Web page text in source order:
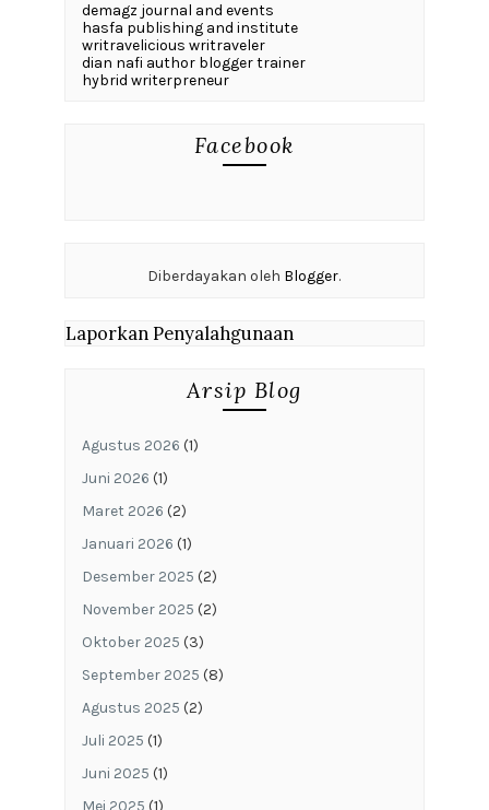
demagz journal and events
hasfa publishing and institute
writravelicious writraveler
dian nafi author blogger trainer
hybrid writerpreneur
Facebook
Diberdayakan oleh Blogger.
Laporkan Penyalahgunaan
Arsip Blog
Agustus 2026 (1)
Juni 2026 (1)
Maret 2026 (2)
Januari 2026 (1)
Desember 2025 (2)
November 2025 (2)
Oktober 2025 (3)
September 2025 (8)
Agustus 2025 (2)
Juli 2025 (1)
Juni 2025 (1)
Mei 2025 (1)